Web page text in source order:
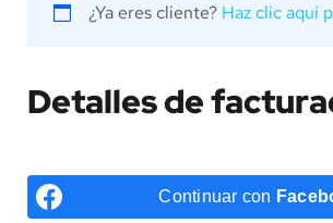
¿Ya eres cliente? Haz clic aquí
Detalles de
Continuar con